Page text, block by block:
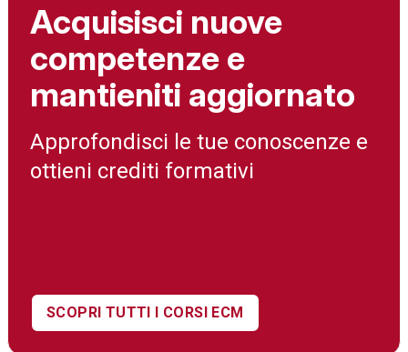
Acquisisci nuove
competenze e
mantieniti aggiornato
Approfondisci le tue conoscenze e
ottieni crediti formativi
SCOPRI TUTTI I CORSI ECM